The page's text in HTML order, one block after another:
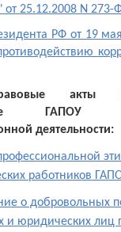
от 25.12.2008 N 273-
РФ от 19
правовые
деятельности:
работников
о добровольных
и юридических лиц